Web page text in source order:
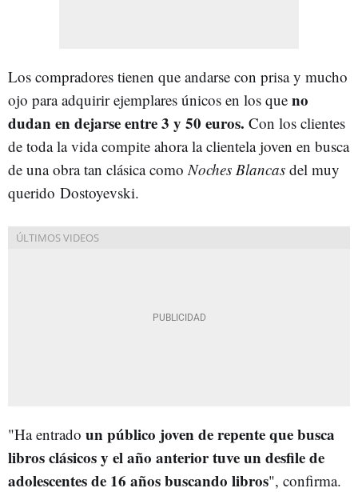
Los compradores tienen que andarse con prisa y mucho
ojo para adquirir ejemplares únicos en los que no
dudan en dejarse entre 3 y 50 euros. Con los clientes
de toda la vida compite ahora la clientela joven en busca
de una obra tan clásica como Noches Blancas del muy
querido Dostoyevski.
"Ha entrado un público joven de repente que busca
libros clásicos y el año anterior tuve un desfile de
adolescentes de 16 años buscando libros", confirma.